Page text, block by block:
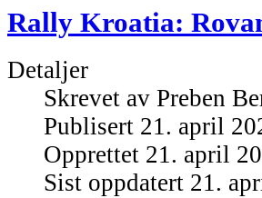
Rally Kroatia:
Detaljer
Skrevet av Preben
Publisert 21. april
Opprettet 21. april
Sist oppdatert 21.